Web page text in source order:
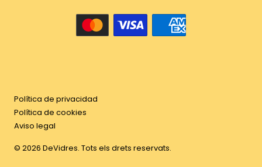
Política de privacidad
Política de cookies
Aviso legal
© 2026 DeVidres. Tots els drets reservats.